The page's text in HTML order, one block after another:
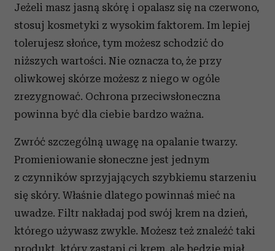
Jeżeli masz jasną skórę i opalasz się na czerwono,
stosuj kosmetyki z wysokim faktorem. Im lepiej
tolerujesz słońce, tym możesz schodzić do
niższych wartości. Nie oznacza to, że przy
oliwkowej skórze możesz z niego w ogóle
zrezygnować. Ochrona przeciwsłoneczna
powinna być dla ciebie bardzo ważna.
Zwróć szczególną uwagę na opalanie twarzy.
Promieniowanie słoneczne jest jednym
z czynników sprzyjających szybkiemu starzeniu
się skóry. Właśnie dlatego powinnaś mieć na
uwadze. Filtr nakładaj pod swój krem na dzień,
którego używasz zwykle. Możesz też znaleźć taki
produkt, który zastąpi ci krem, ale będzie miał